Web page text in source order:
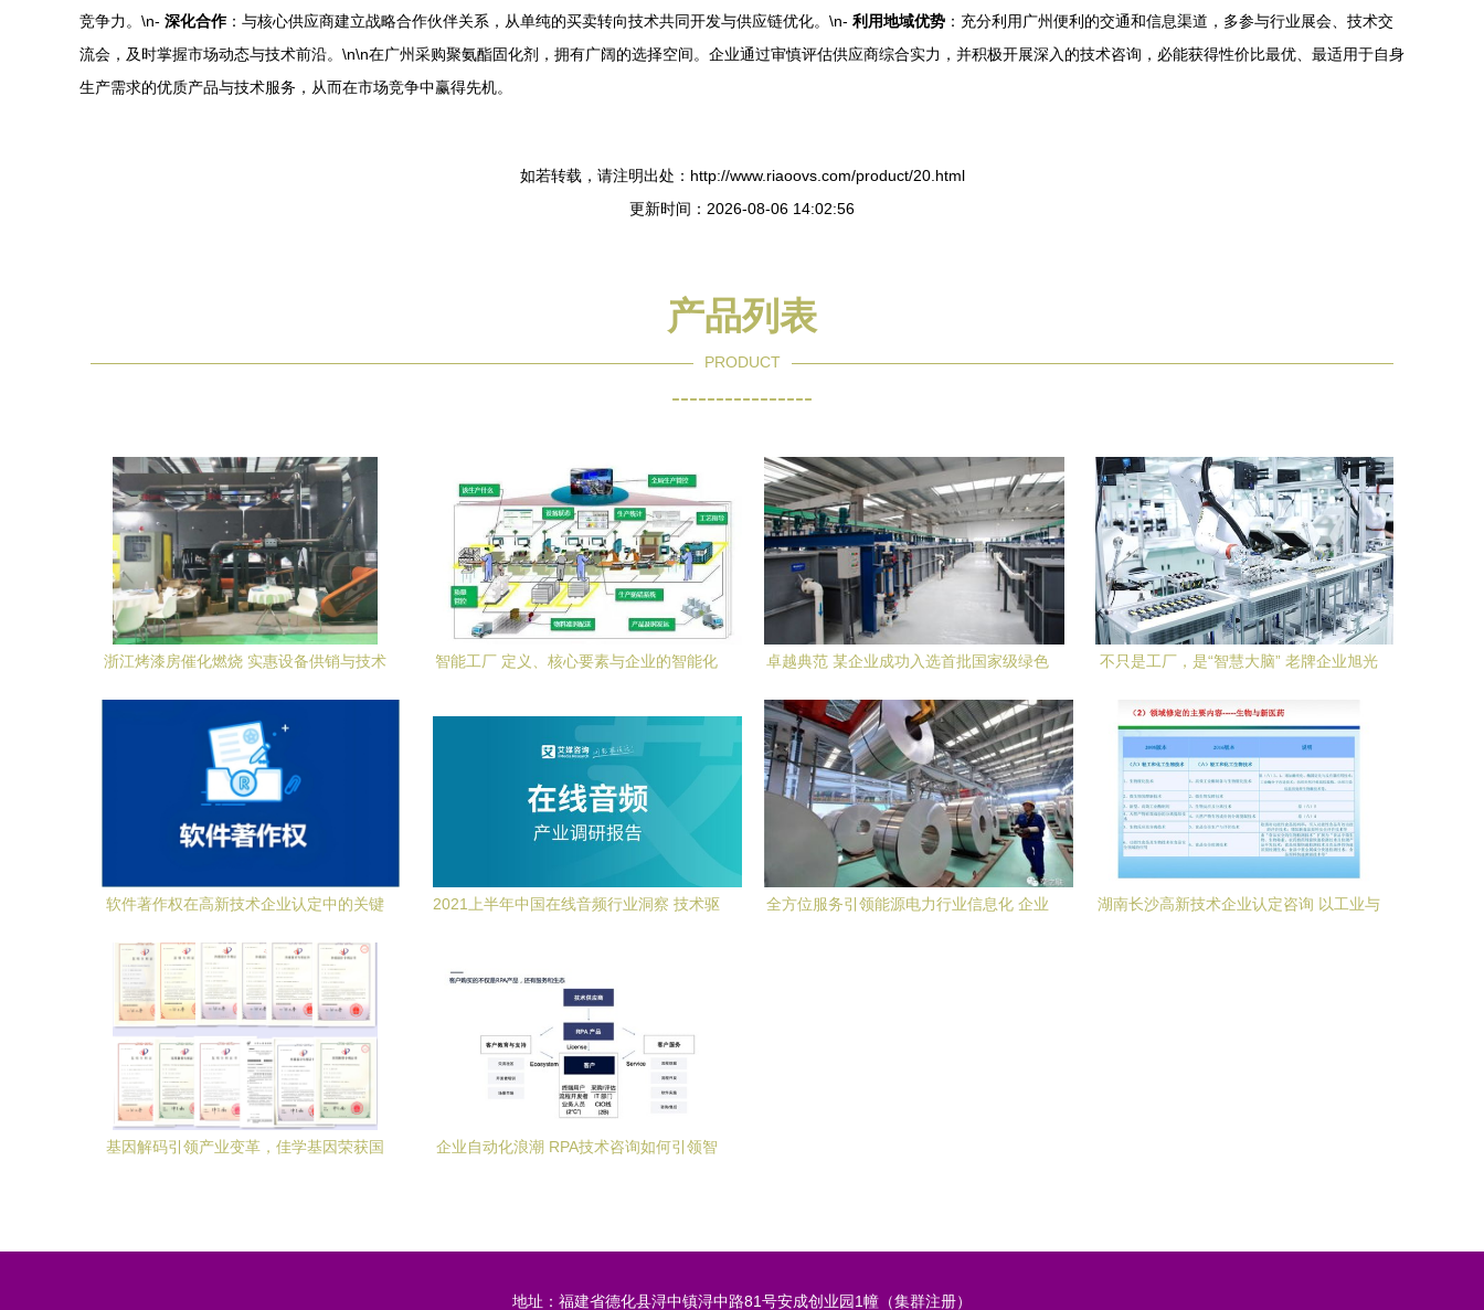
竞争力。\n- 深化合作：与核心供应商建立战略合作伙伴关系，从单纯的买卖转向技术共同开发与供应链优化。\n- 利用地域优势 ：充分利用广州便利的交通和信息渠道，多参与行业展会、技术交
流会，及时掌握市场动态与技术前沿。\n\n在广州采购聚氨酯固化剂，拥有广阔的选择空间。企业通过审慎评估供应商综合实力，并积极开展深入的技术咨询，必能获得性价比最优、最适用于自身
生产需求的优质产品与技术服务，从而在市场竞争中赢得先机。
如若转载，请注明出处：http://www.riaoovs.com/product/20.html
更新时间：2026-08-06 14:02:56
产品列表
PRODUCT
----------------
浙江烤漆房催化燃烧 实惠设备供销与技术
智能工厂 定义、核心要素与企业的智能化
卓越典范 某企业成功入选首批国家级绿色
不只是工厂，是“智慧大脑” 老牌企业旭光
软件著作权在高新技术企业认定中的关键
2021上半年中国在线音频行业洞察 技术驱
全方位服务引领能源电力行业信息化 企业
湖南长沙高新技术企业认定咨询 以工业与
基因解码引领产业变革，佳学基因荣获国
企业自动化浪潮 RPA技术咨询如何引领智
地址：福建省德化县浔中镇浔中路81号安成创业园1幢（集群注册）